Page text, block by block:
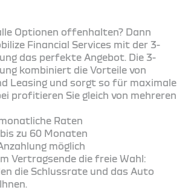
Optionen offenhalten? Dann
Financial Services mit der 3-
das perfekte Angebot. Die 3-
kombiniert die Vorteile von
Leasing und sorgt so für maximale
profitieren Sie gleich von mehreren
Raten
zu 60 Monaten
möglich
Vertragsende die freie Wahl:
die Schlussrate und das Auto